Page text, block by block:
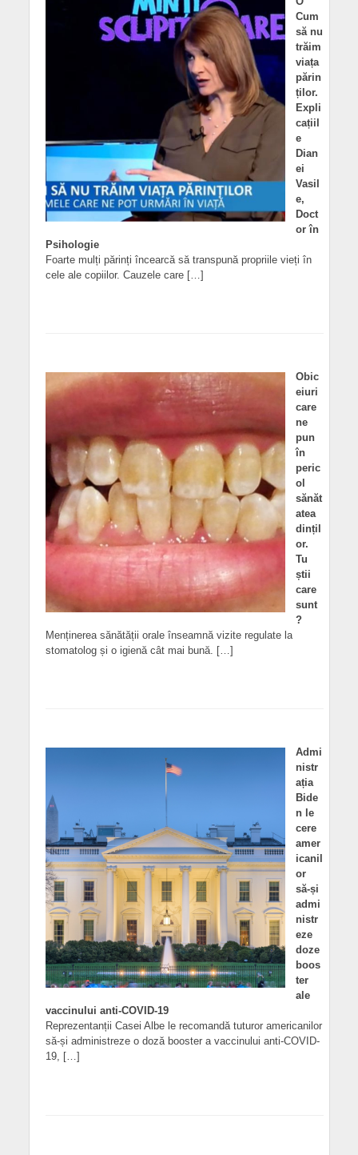
Cum
să nu
trăim
viața
părin
ților.
Expli
cațiil
e
Dian
ei
Vasil
e,
Doct
or în
Psihologie
Foarte mulți părinți încearcă să transpună propriile vieți în
cele ale copiilor. Cauzele care […]
Obic
eiuri
care
ne
pun
în
peric
ol
sănăt
atea
dințil
or.
Tu
știi
care
sunt
?
Menținerea sănătății orale înseamnă vizite regulate la
stomatolog și o igienă cât mai bună. […]
Admi
nistr
ația
Bide
n le
cere
amer
icanil
or
să-și
admi
nistr
eze
doze
boos
ter
ale
vaccinului anti-COVID-19
Reprezentanții Casei Albe le recomandă tuturor americanilor
să-și administreze o doză booster a vaccinului anti-COVID-
19, […]